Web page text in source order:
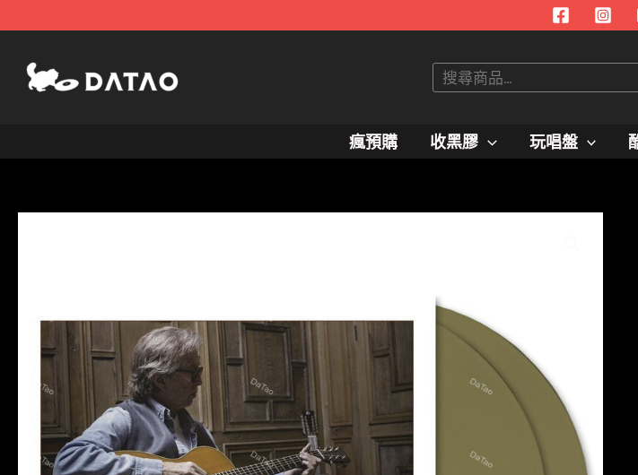
搜
瘋預購 收黑膠 玩唱盤